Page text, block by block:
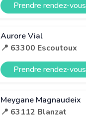
Prendre rendez-vous
Aurore Vial
📍 63300 Escoutoux
Prendre rendez-vous
Meygane Magnaudeix
📍 63112 Blanzat